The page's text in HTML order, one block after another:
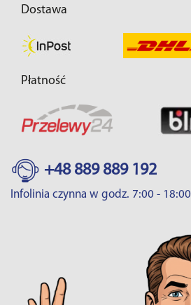
Dostawa
Płatność
+48 889 889 192
Infolinia czynna w godz. 7:00 - 18:00